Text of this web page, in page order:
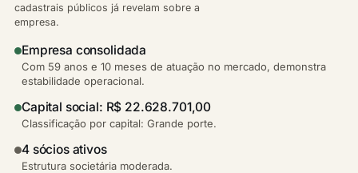
cadastrais públicos já revelam sobre a
empresa.
Empresa consolidada
Com 59 anos e 10 meses de atuação no mercado, demonstra
estabilidade operacional.
Capital social: R$ 22.628.701,00
Classificação por capital: Grande porte.
4 sócios ativos
Estrutura societária moderada.